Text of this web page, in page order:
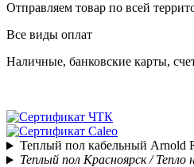
Отправляем товар по всей
Все виды оплат
Наличные, банковские карты,
Теплый пол кабельный Arnold
Теплый пол Красноярск /